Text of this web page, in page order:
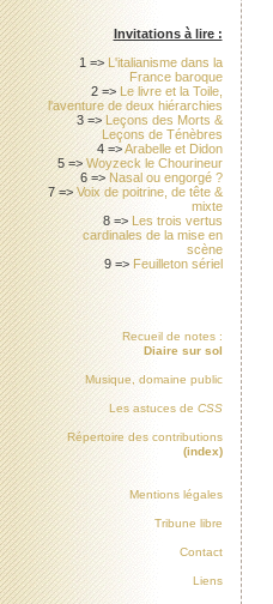
Invitations à lire :
1 => L'italianisme dans la
France baroque
2 => Le livre et la Toile,
l'aventure de deux hiérarchies
3 => Leçons des Morts &
Leçons de Ténèbres
4 =>Arabelle et Didon
5 =>Woyzeck le Chourineur
6 => Nasal ou engorgé ?
7 =>Voix de poitrine, de tête &
mixte
8 => Les trois vertus
cardinales de la mise en
scène
9 => Feuilleton sériel
Recueil de notes :
Diaire sur sol
Musique, domaine public
Les astuces de CSS
Répertoire des contributions
(index)
Mentions légales
Tribune libre
Contact
Liens